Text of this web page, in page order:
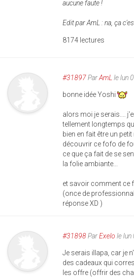
aucune faute !
Edit par AmL : na, ça
8174 lectures
#31897ParAmL le lun
bonne idée Yoshi
alors moi je serais....
tellement longtemps
bien en fait être un
découvrir ce fofo de
ce que ça fait de se
la folie ambiante...
et savoir comment ce
(once de
réponse XD )
#31898ParExelo le
Je serais illapa, car je
des cadeaux qui
les offre (offrir des